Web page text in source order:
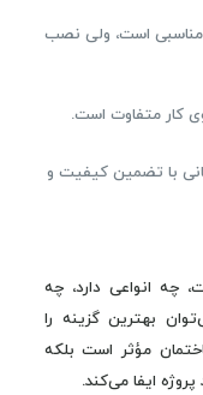
مناسبی است، ولی نصب
کار متفاوت است.
با تضمین کیفیت و
چه انواعی دارد، چه
بهترین گزینه را
مؤثر است بلکه
ایفا می‌کند.